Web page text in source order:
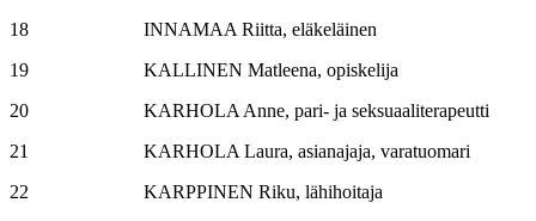
18 INNAMAA Riitta, eläkeläinen
19 KALLINEN Matleena, opiskelija
20 KARHOLA Anne, pari- ja seksuaaliterapeutti
21 KARHOLA Laura, asianajaja, varatuomari
22 KARPPINEN Riku, lähihoitaja